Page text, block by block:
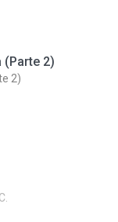
(Parte 2)
2)